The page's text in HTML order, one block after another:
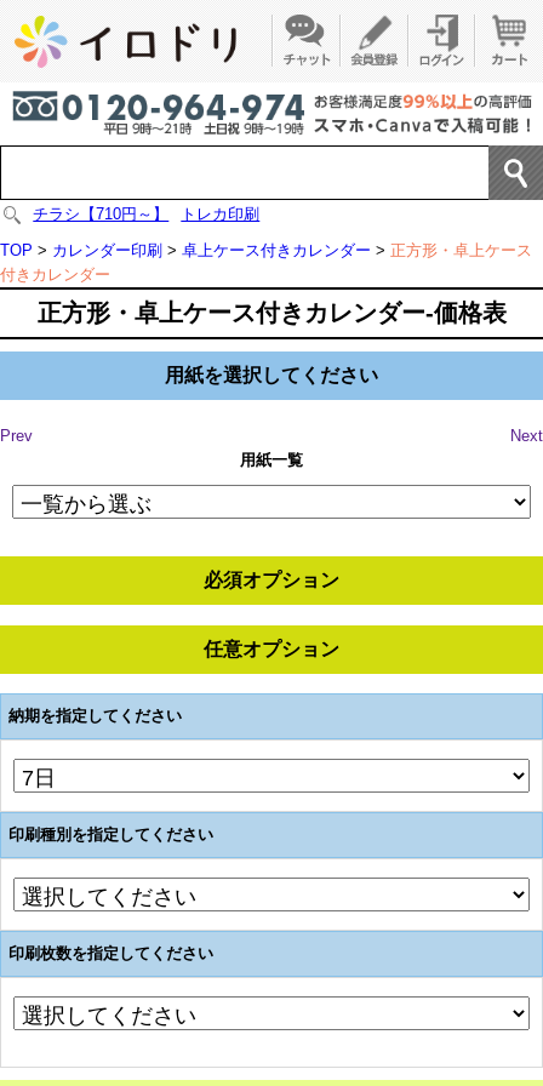
チラシ【710円～】
トレカ印刷
TOP > カレンダー印刷 > 卓上ケース付きカレンダー > 正方形・卓上ケース
付きカレンダー
正方形・卓上ケース付きカレンダー-価格表
用紙を選択してください
Prev
Next
用紙一覧
必須オプション
任意オプション
納期を指定してください
印刷種別を指定してください
印刷枚数を指定してください